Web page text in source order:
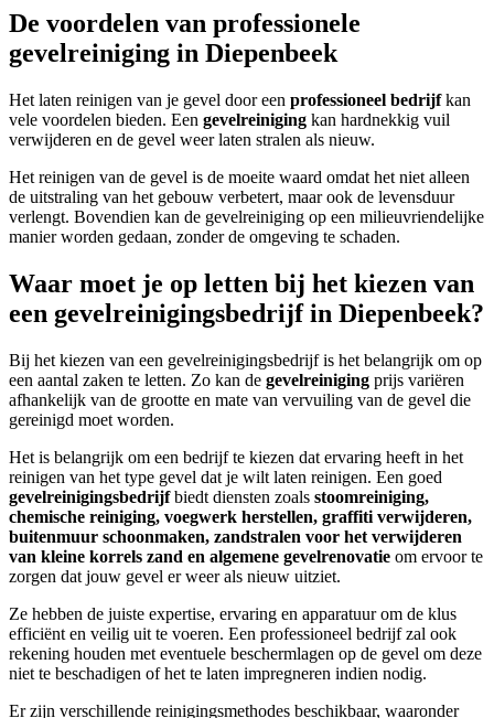
De voordelen van professionele
gevelreiniging in Diepenbeek
Het laten reinigen van je gevel door een professioneel bedrijfkan
vele voordelen bieden. Een gevelreiniging kan hardnekkig vuil
verwijderen en de gevel weer laten stralen als nieuw.
Het reinigen van de gevel is de moeite waard omdat het niet alleen
de uitstraling van het gebouw verbetert, maar ook de levensduur
verlengt. Bovendien kan de gevelreiniging op een milieuvriendelijke
manier worden gedaan, zonder de omgeving te schaden.
Waar moet je op letten bij het kiezen van
een gevelreinigingsbedrijf in Diepenbeek?
Bij het kiezen van een gevelreinigingsbedrijf is het belangrijk om op
een aantal zaken te letten. Zo kan de gevelreiniging prijs variëren
afhankelijk van de grootte en mate van vervuiling van de gevel die
gereinigd moet worden.
Het is belangrijk om een bedrijf te kiezen dat ervaring heeft in het
reinigen van het type gevel dat je wilt laten reinigen. Een goed
gevelreinigingsbedrijfbiedt diensten zoals stoomreiniging,
chemische reiniging, voegwerk herstellen, graffiti verwijderen,
buitenmuur schoonmaken, zandstralen voor het verwijderen
van kleine korrels zand en algemene gevelrenovatie om ervoor te
zorgen dat jouw gevel er weer als nieuw uitziet.
Ze hebben de juiste expertise, ervaring en apparatuur om de klus
efficiënt en veilig uit te voeren. Een professioneel bedrijf zal ook
rekening houden met eventuele beschermlagen op de gevel om deze
niet te beschadigen of het te laten impregneren indien nodig.
Er zijn verschillende reinigingsmethodes beschikbaar, waaronder